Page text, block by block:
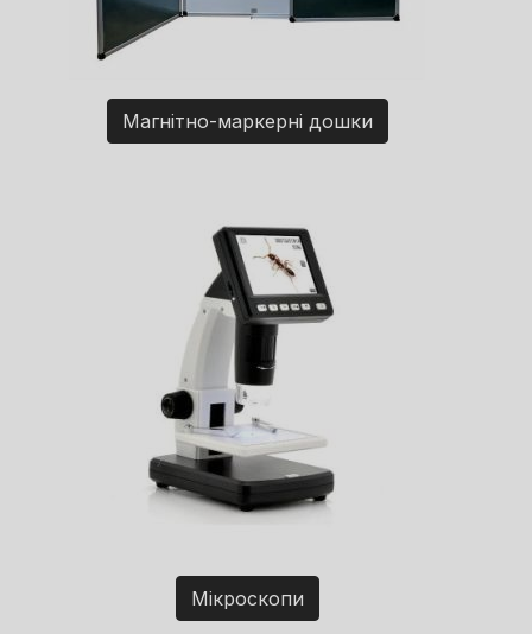
Магнітно-маркерні дошки
Мікроскопи